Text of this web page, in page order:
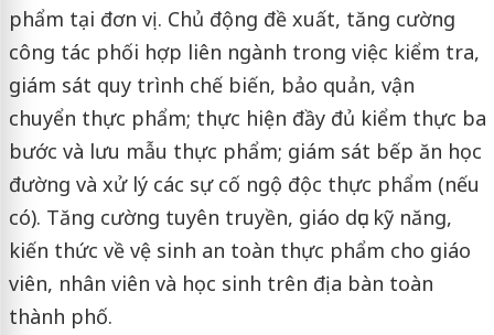
phẩm tại đơn vị. Chủ động đề xuất, tăng cường
công tác phối hợp liên ngành trong việc kiểm tra,
giám sát quy trình chế biến, bảo quản, vận
chuyển thực phẩm; thực hiện đầy đủ kiểm thực ba
bước và lưu mẫu thực phẩm; giám sát bếp ăn học
đường và xử lý các sự cố ngộ độc thực phẩm (nếu
có). Tăng cường tuyên truyền, giáo dục kỹ năng,
kiến thức về vệ sinh an toàn thực phẩm cho giáo
viên, nhân viên và học sinh trên địa bàn toàn
thành phố.